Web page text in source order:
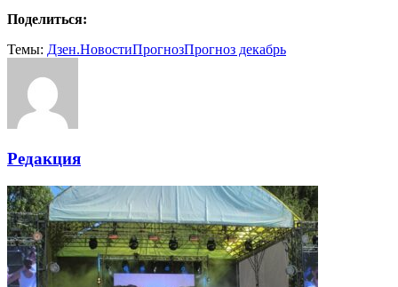
Поделиться:
Темы: Дзен.НовостиПрогнозПрогноз декабрь
Редакция